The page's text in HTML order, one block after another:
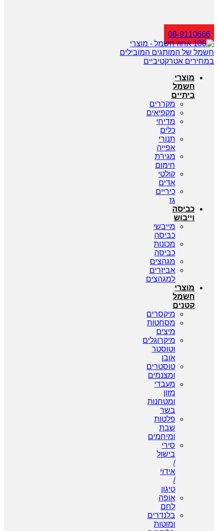
חיפוש
08-9110666
מוצרי
חשמל
ביתיים
מקררים
מקפיאים
מדיחי
כלים
תנורי
אפייה
מגירת
חימום
קולטי
אדים
כיריים
גז
כביסה
וייבוש
מייבשי
כביסה
מכונות
כביסה
מגהצים
אביזרים
למגהצים
מוצרי
חשמל
קטנים
מיקסרים
מסחטות
מיצים
מיקרוגלים
וטוסטר
אובן
טוסטרים
ומצנמים
מעבדי
מזון
ומטחנות
בשר
פלטות
שבת
ומיחמים
סירי
בישול
/
אידוי
/
טיגון
אופה
לחם
בלנדרים
ומוטות